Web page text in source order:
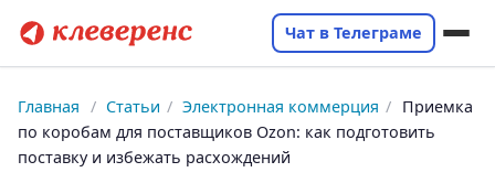
Чат в Телеграме
Главная / Статьи / Электронная коммерция / Приемка
по коробам для поставщиков Ozon: как подготовить
поставку и избежать расхождений